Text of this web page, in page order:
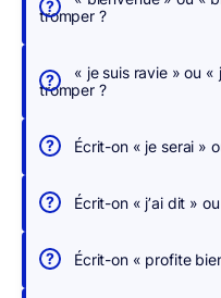
e
,
n
u
c
r
tromper ?
« je suis ravie » ou
tromper ?
Écrit-on « je serai »
Écrit-on « j’ai dit »
Écrit-on « profite